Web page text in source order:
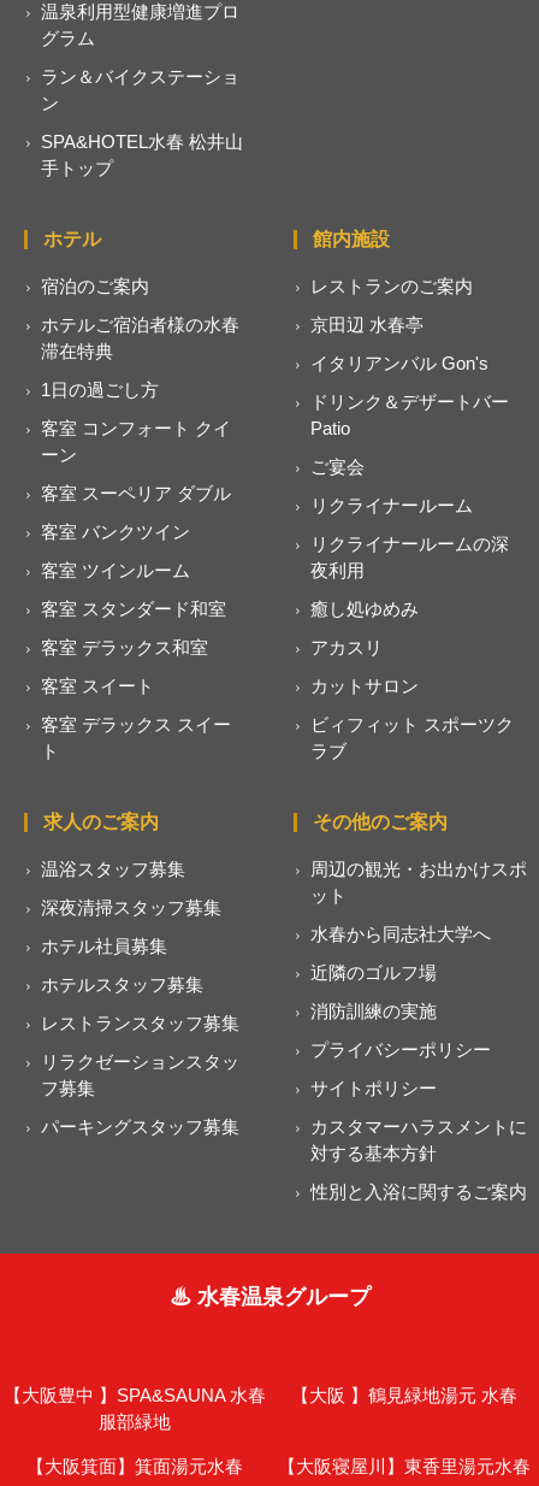
温泉利用型健康増進プロ
グラム
ラン＆バイクステーショ
ン
SPA&HOTEL水春 松井山
手トップ
ホテル
宿泊のご案内
ホテルご宿泊者様の水春
滞在特典
1日の過ごし方
客室 コンフォート クイ
ーン
客室 スーペリア ダブル
客室 バンクツイン
客室 ツインルーム
客室 スタンダード和室
客室 デラックス和室
客室 スイート
客室 デラックス スイー
ト
館内施設
レストランのご案内
京田辺 水春亭
イタリアンバル Gon's
ドリンク＆デザートバー
Patio
ご宴会
リクライナールーム
リクライナールームの深
夜利用
癒し処ゆめみ
アカスリ
カットサロン
ビィフィット スポーツク
ラブ
求人のご案内
温浴スタッフ募集
深夜清掃スタッフ募集
ホテル社員募集
ホテルスタッフ募集
レストランスタッフ募集
リラクゼーションスタッ
フ募集
パーキングスタッフ募集
その他のご案内
周辺の観光・お出かけスポ
ット
水春から同志社大学へ
近隣のゴルフ場
消防訓練の実施
プライバシーポリシー
サイトポリシー
カスタマーハラスメントに
対する基本方針
性別と入浴に関するご案内
♨ 水春温泉グループ
【大阪豊中 】 SPA&SAUNA 水春
服部緑地
【大阪 】 鶴見緑地湯元 水春
【大阪箕面】 箕面湯元水春 【大阪寝屋川】 東香里湯元水春